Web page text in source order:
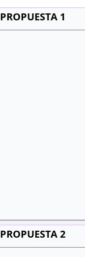
PROPUESTA 1
PROPUESTA 2